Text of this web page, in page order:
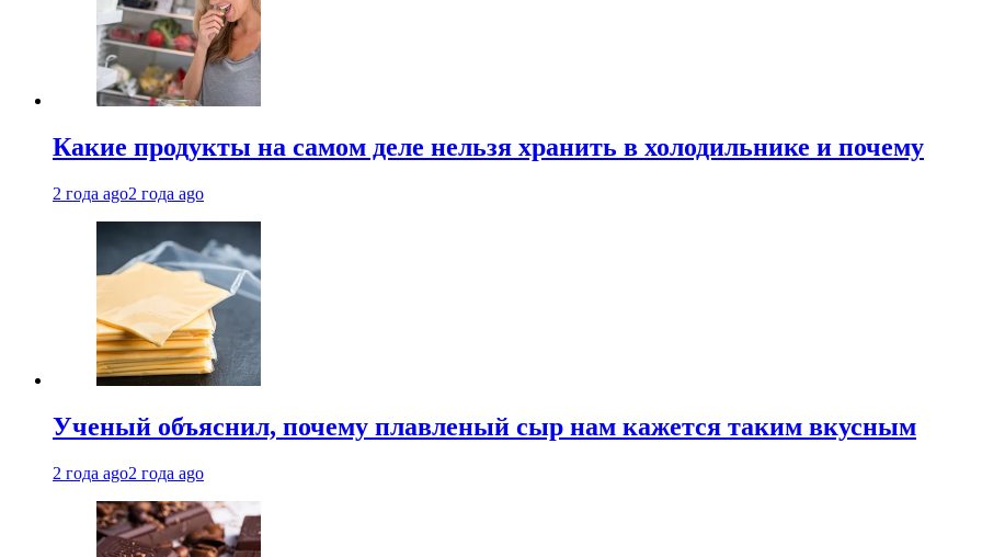
Какие продукты на самом деле нельзя хранить в холодильнике и почему
2 года ago2 года ago
Ученый объяснил, почему плавленый сыр нам кажется таким вкусным
2 года ago2 года ago